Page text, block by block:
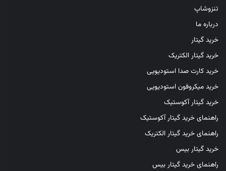
تنزوشاپ
درباره ما
خرید گیتار
خرید گیتار الکتریک
خرید کارت صدا استودیویی
خرید میکروفون استودیویی
خرید گیتار آکوستیک
راهنمای خرید گیتار آکوستیک
راهنمای خرید گیتار الکتریک
خرید گیتار بیس
راهنمای خرید گیتار بیس